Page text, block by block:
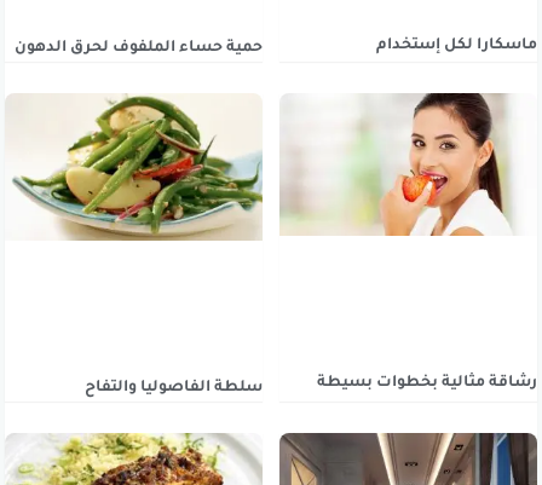
ماسكارا لكل إستخدام حمية حساء الملفوف لحرق الدهون
رشاقة مثالية بخطوات بسيطة سلطة الفاصوليا والتفاح